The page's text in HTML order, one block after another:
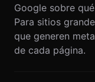
Google sobre
Para sitios
que generen
de cada página.